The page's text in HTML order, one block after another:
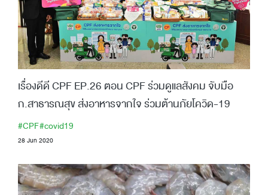
เรื่องดีดี CPF EP.26 ตอน CPF ร่วมดูแลสังคม จับมือ
ก.สาธารณสุข ส่งอาหารจากใจ ร่วมต้านภัยโควิด-19
#CPF#covid19
28 Jun 2020